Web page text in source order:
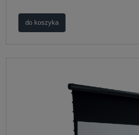
do koszyka